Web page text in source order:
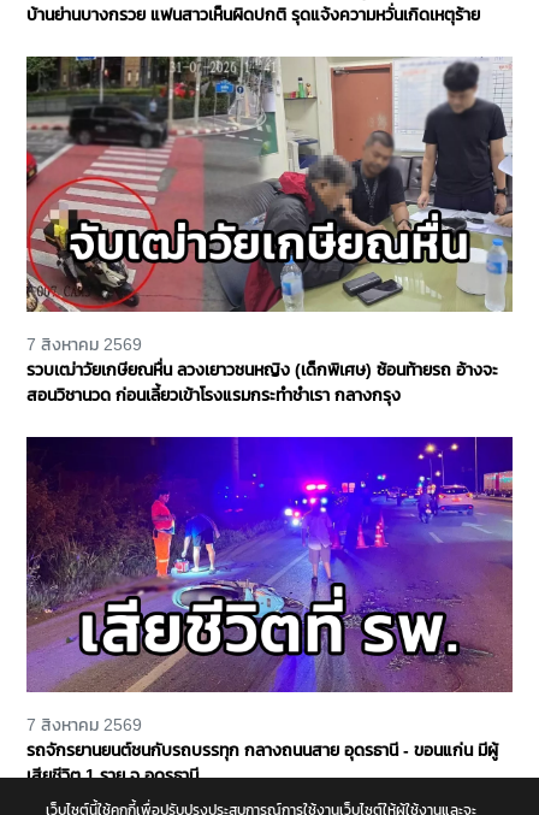
บ้านย่านบางกรวย แฟนสาวเห็นผิดปกติ รุดแจ้งความหวั่นเกิดเหตุร้าย
7 สิงหาคม 2569
รวบเฒ่าวัยเกษียณหื่น ลวงเยาวชนหญิง (เด็กพิเศษ) ซ้อนท้ายรถ อ้างจะ
สอนวิชานวด ก่อนเลี้ยวเข้าโรงแรมกระทำชำเรา กลางกรุง
7 สิงหาคม 2569
รถจักรยานยนต์ชนกับรถบรรทุก กลางถนนสาย อุดรธานี - ขอนแก่น มีผู้
เสียชีวิต 1 ราย จ.อุดรธานี
เว็บไซต์นี้ใช้คุกกี้เพื่อปรับปรุงประสบการณ์การใช้งานเว็บไซต์ให้ผู้ใช้งานและจะ